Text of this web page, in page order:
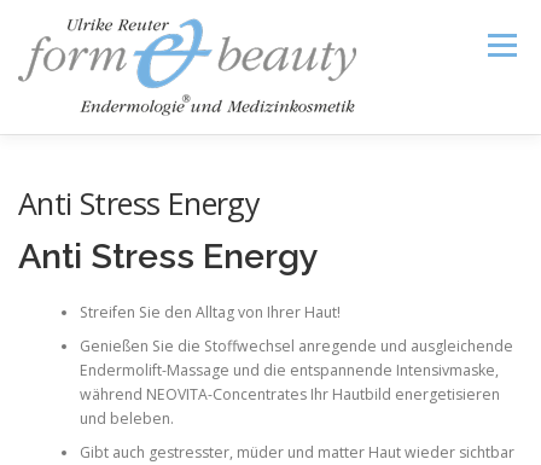
springen
Menü
HOME TREATMENTS
FAQ CELLULITE TERMIN
Anti Stress Energy
Anti Stress Energy
Streifen Sie den Alltag von Ihrer Haut!
Genießen Sie die Stoffwechsel anregende und ausgleichende
Endermolift-Massage und die entspannende Intensivmaske,
während NEOVITA-Concentrates Ihr Hautbild energetisieren
und beleben.
Gibt auch gestresster, müder und matter Haut wieder sichtbar